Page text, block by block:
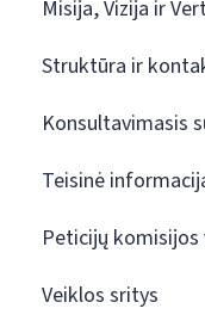
Misija, Vizija ir
Struktūra ir
Konsultavimasis
Teisinė
Peticijų komisijos
Veiklos sritys